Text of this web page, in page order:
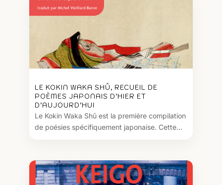
LE KOKIN WAKA SHÛ, RECUEIL DE
POÈMES JAPONAIS D’HIER ET
D’AUJOURD’HUI
Le Kokin Waka Shû est la première compilation
de poésies spécifiquement japonaise. Cette...